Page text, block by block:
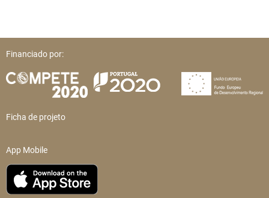
Financiado por:
Ficha de projeto
App Mobile